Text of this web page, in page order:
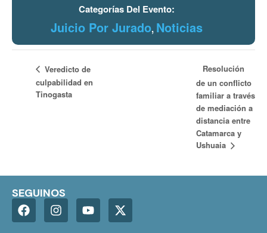
Categorías Del Evento:
Juicio Por Jurado, Noticias
Veredicto de
culpabilidad en
Tinogasta
Resolución
de un conflicto
familiar a través
de mediación a
distancia entre
Catamarca y
Ushuaia
SEGUINOS